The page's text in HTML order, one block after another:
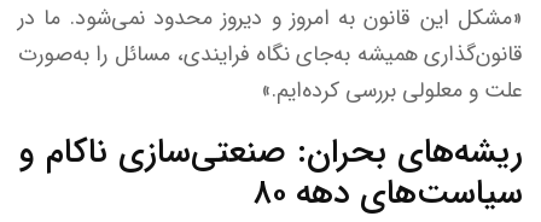
«مشکل این قانون به امروز و دیروز محدود نمی‌شود. ما در
قانون‌گذاری همیشه به‌جای نگاه فرایندی، مسائل را به‌صورت
علت و معلولی بررسی کرده‌ایم.»
ریشه‌های بحران: صنعتی‌سازی ناکام و
سیاست‌های دهه ۸۰